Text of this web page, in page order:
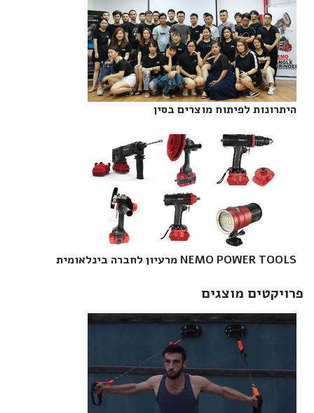
היתרונות לפיתוח מוצרים בסין‎
NEMO POWER TOOLS מרעיון לחברה בינלאומית‎
פרויקטים מוצגים